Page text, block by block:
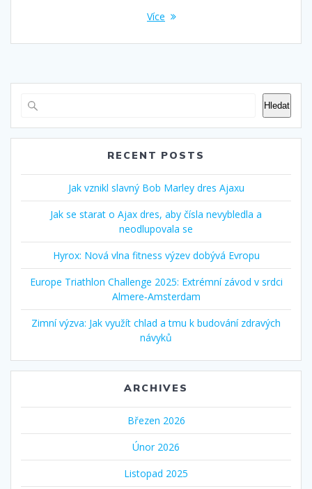
Více
Hledat
RECENT POSTS
Jak vznikl slavný Bob Marley dres Ajaxu
Jak se starat o Ajax dres, aby čísla nevybledla a
neodlupovala se
Hyrox: Nová vlna fitness výzev dobývá Evropu
Europe Triathlon Challenge 2025: Extrémní závod v srdci
Almere‑Amsterdam
Zimní výzva: Jak využít chlad a tmu k budování zdravých
návyků
ARCHIVES
Březen 2026
Únor 2026
Listopad 2025